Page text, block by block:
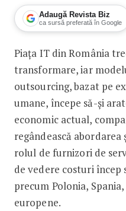
Adaugă Revista Biz
ca sursă preferată în Google
Cegeka:
Piața IT din România
transformare, iar
outsourcing, bazat pe
umane, începe să-și
economic actual,
regândească
rolul de furnizori de
de vedere costuri încep
precum Polonia,
europene.